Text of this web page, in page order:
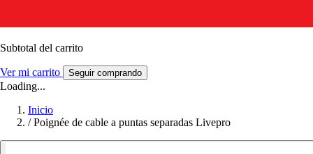
Subtotal del carrito
Ver mi carrito Seguir comprando
Loading...
Inicio
/ Poignée de cable a puntas separadas Livepro